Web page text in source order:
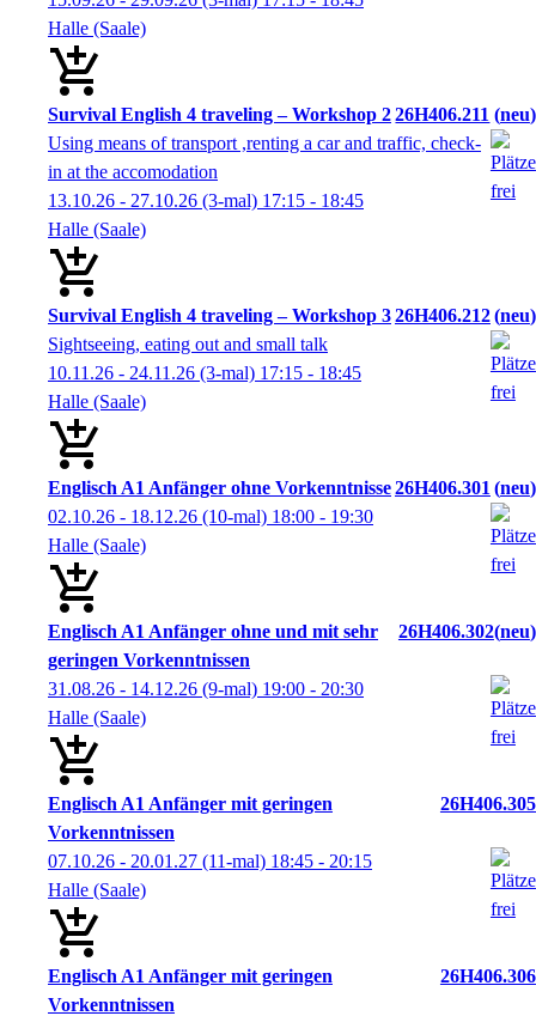
Halle (Saale)
Survival English 4 traveling – Workshop 2 26H406.211
neu
Using means of transport ,renting a car and traffic, check-
in at the accomodation
13.10.26 - 27.10.26 (3-mal) 17:15 - 18:45
Halle (Saale)
Survival English 4 traveling – Workshop 326H406.212 neu
Sightseeing, eating out and small talk
10.11.26 - 24.11.26 (3-mal) 17:15 - 18:45
Halle (Saale)
Englisch A1 Anfänger ohne Vorkenntnisse26H406.301 neu
02.10.26 - 18.12.26 (10-mal) 18:00 - 19:30
Halle (Saale)
Englisch A1 Anfänger ohne und mit sehr
geringen Vorkenntnissen
26H406.302 neu
31.08.26 - 14.12.26 (9-mal) 19:00 - 20:30
Halle (Saale)
Englisch A1 Anfänger mit geringen
Vorkenntnissen
26H406.305
07.10.26 - 20.01.27 (11-mal) 18:45 - 20:15
Halle (Saale)
Englisch A1 Anfänger mit geringen
Vorkenntnissen
26H406.306